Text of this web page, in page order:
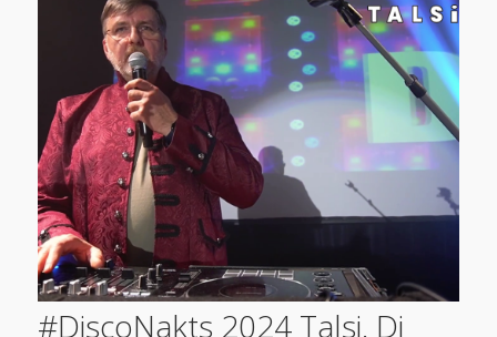
#DiscoNakts 2024 Talsi. Dj